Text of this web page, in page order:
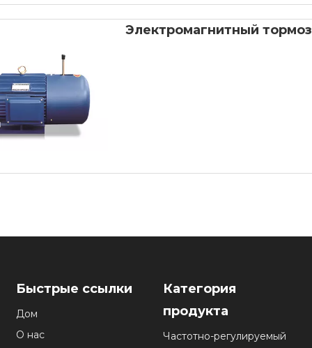
Электромагнитный
Быстрые ссылки
Дом
О нас
Категория
продукта
Частотно-регулируемый